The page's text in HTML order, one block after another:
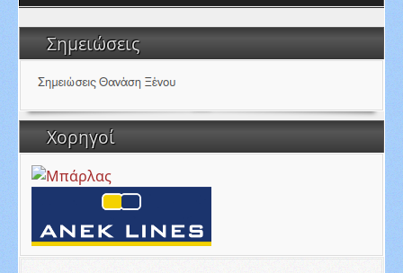
Σημειώσεις
Χορηγοί